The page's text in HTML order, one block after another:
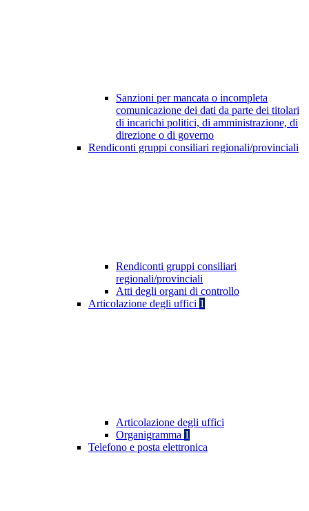
Sanzioni per mancata o incompleta
comunicazione dei dati da parte dei titolari
di incarichi politici, di amministrazione, di
direzione o di governo
Rendiconti gruppi consiliari regionali/provinciali
Rendiconti gruppi consiliari
regionali/provinciali
Atti degli organi di controllo
Articolazione degli uffici 1
Articolazione degli uffici
Organigramma 1
Telefono e posta elettronica